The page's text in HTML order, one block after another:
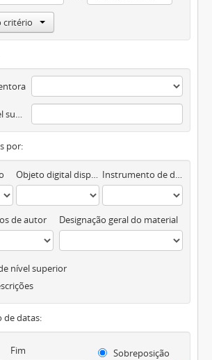
critério
Descrição de nível superior
por:
Objeto digital disponível Instrumento de descrição documental
de autor Designação geral do material
nível superior
de datas:
Fim
Sobreposição